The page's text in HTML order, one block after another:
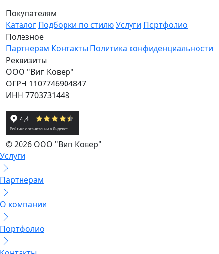
Покупателям
Каталог Подборки по стилюУслуги Портфолио
Полезное
Партнерам Контакты Политика конфиденциальности
Реквизиты
ООО "Вип Ковер"
ОГРН 1107746904847
ИНН 7703731448
© 2026 ООО "Вип Ковер"
Услуги
Партнерам
О компании
Портфолио